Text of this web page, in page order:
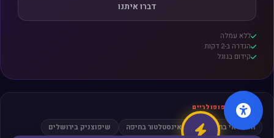
דברו איתנו
ללא עמלה
הגדרה ב-2 דקות
קידום בגוגל
חיפושים פופולריים
חשמלאי בתל אביב אינסטלטור בחיפה שיפוצניק בירושלים